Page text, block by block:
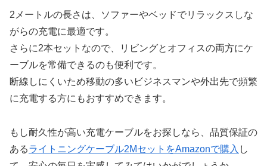
2メートルの長さは、ソファーやベッドでリラックスしな
がらの充電に最適です。
さらに2本セットなので、リビングとオフィスの両方にケ
ーブルを常備できるのも便利です。
断線しにくいため移動の多いビジネスマンや外出先で頻繁
に充電する方にもおすすめできます。
もし耐久性が高い充電ケーブルをお探しなら、品質保証の
あるライトニングケーブル2MセットをAmazonで購入 し